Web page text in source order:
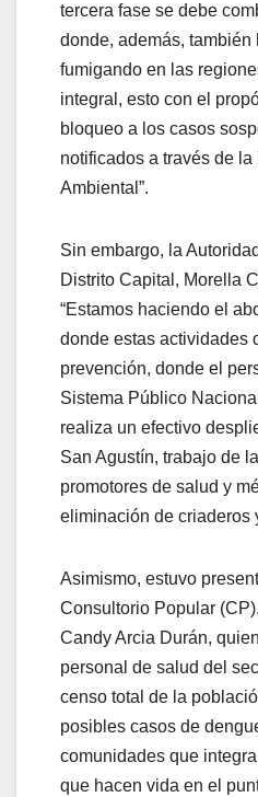
tercera fase se debe
donde, además, también
fumigando en las
integral, esto con el
bloqueo a los casos
notificados a través de
Ambiental”.
Sin embargo, la
Distrito Capital, Morella
“Estamos haciendo el
donde estas actividades
prevención, donde el
Sistema Público
realiza un efectivo
San Agustín, trabajo de
promotores de salud y
eliminación de criaderos
Asimismo, estuvo
Consultorio Popular
Candy Arcia Durán,
personal de salud del
censo total de la
posibles casos de
comunidades que
que hacen vida en el